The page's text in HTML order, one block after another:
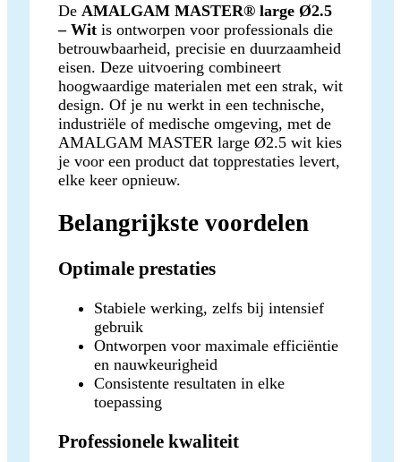
De AMALGAM MASTER® large Ø2.5
– Wit is ontworpen voor professionals die
betrouwbaarheid, precisie en duurzaamheid
eisen. Deze uitvoering combineert
hoogwaardige materialen met een strak, wit
design. Of je nu werkt in een technische,
industriële of medische omgeving, met de
AMALGAM MASTER large Ø2.5 wit kies
je voor een product dat topprestaties levert,
elke keer opnieuw.
Belangrijkste voordelen
Optimale prestaties
Stabiele werking, zelfs bij intensief
gebruik
Ontworpen voor maximale efficiëntie
en nauwkeurigheid
Consistente resultaten in elke
toepassing
Professionele kwaliteit